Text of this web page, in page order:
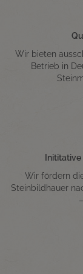
Wir bieten
Betrieb in
Wir fördern
Steinbildhauer